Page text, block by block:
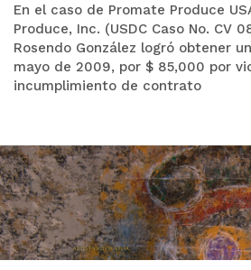
En el caso de Promate Produce
Produce, Inc. (USDC Caso No. CV
Rosendo González logró obtener
mayo de 2009, por $ 85,000 por
incumplimiento de contrato